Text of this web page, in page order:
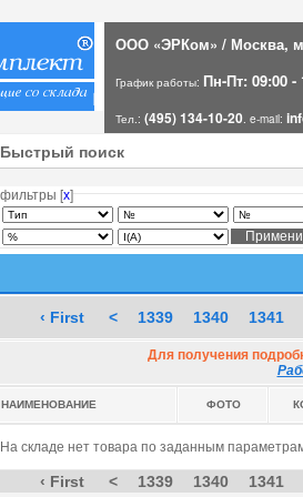
ООО «ЭРКом» / Москва,
График работы: Пн-Пт: 09:00 -
Тел.: (495) 134-10-20. e-mail:
фильтры [х]
‹ First < 1339 1340 1341
Для получения
НАИМЕНОВАНИЕ ФОТО
На складе нет товара по заданным
‹ First < 1339 1340 1341